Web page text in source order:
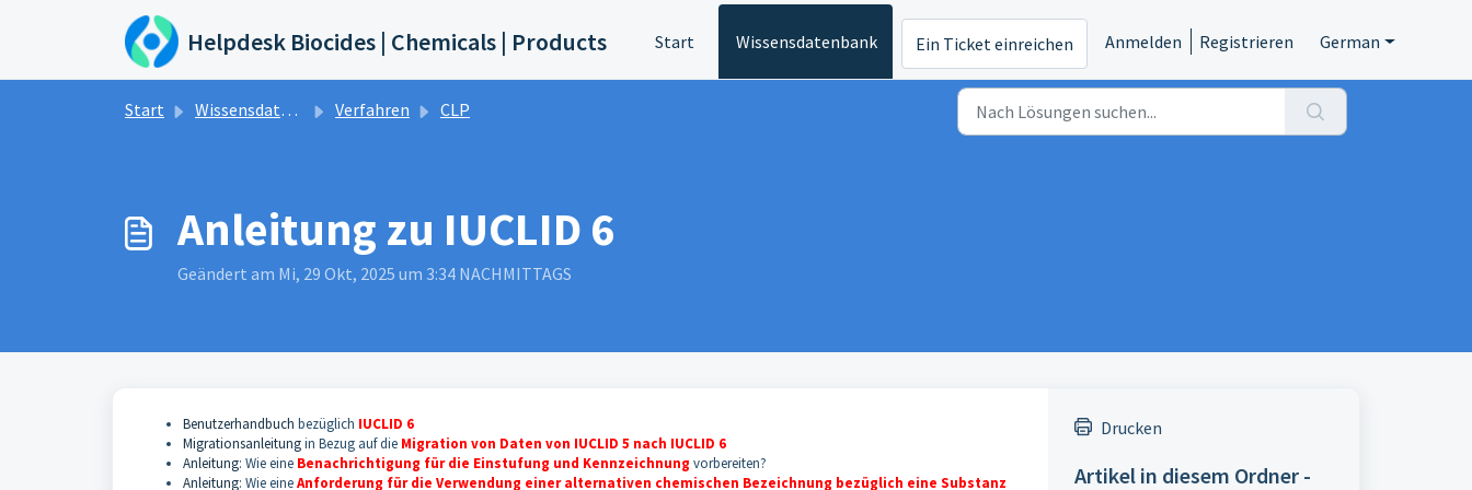
Zum hauptsächlichen Inhalt gehen
Helpdesk Biocides | Chemicals | Products Start Wissensdatenbank Ein Ticket einreichen Anmelden Registrieren German
Start Wissensdatenbank Verfahren CLP
Anleitung zu IUCLID 6
Geändert am Mi, 29 Okt, 2025 um 3:34 NACHMITTAGS
Benutzerhandbuch bezüglich IUCLID 6
Migrationsanleitungin Bezug auf die Migration von Daten von IUCLID 5 nach IUCLID 6
Anleitung: Wie eine Benachrichtigung für die Einstufung und Kennzeichnung vorbereiten?
Anleitung: Wie eineAnforderung für die Verwendung einer alternativen chemischen Bezeichnung bezüglich eine Substanz
Drucken
Artikel in diesem Ordner -